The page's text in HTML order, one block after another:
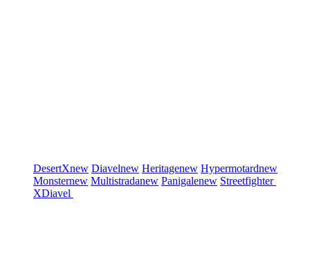
DesertXnew Diavelnew Heritagenew Hypermotardnew
Monsternew Multistradanew Panigalenew Streetfighter
XDiavel